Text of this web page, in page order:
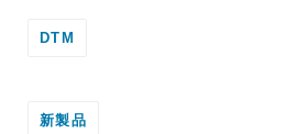
DTM
新製品